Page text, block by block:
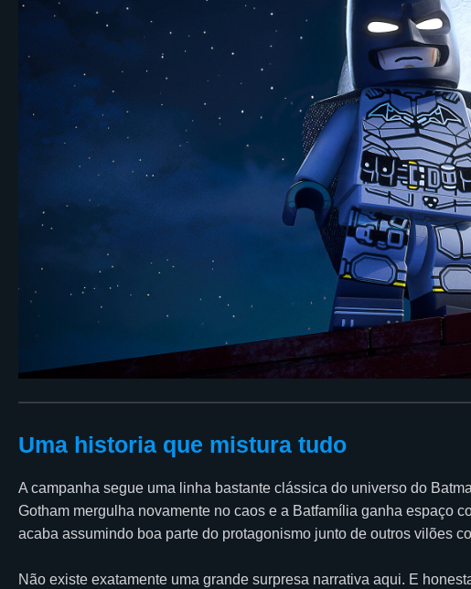
Uma historia que mistura tudo
A campanha segue uma linha bastante clássica do universo do
Gotham mergulha novamente no caos e a Batfamília ganha espaço
acaba assumindo boa parte do protagonismo junto de outros vilões
Não existe exatamente uma grande surpresa narrativa aqui. E